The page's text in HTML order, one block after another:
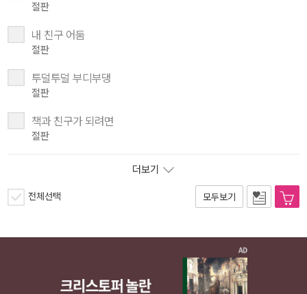
절판
내 친구 어둠
절판
투덜투덜 부디부댕
절판
책과 친구가 되려면
절판
더보기
전체선택 모두보기